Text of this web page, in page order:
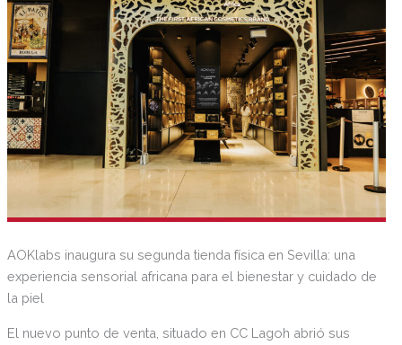
AOKlabs inaugura su segunda tienda física en Sevilla: una
experiencia sensorial africana para el bienestar y cuidado de
la piel
El nuevo punto de venta, situado en CC Lagoh abrió sus